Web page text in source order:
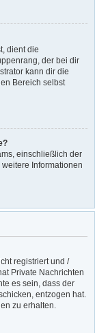
dient die
der bei dir
kann dir die
Bereich selbst
einschließlich der
Informationen
registriert und /
Private Nachrichten
es sein, dass der
entzogen hat.
zu erhalten.